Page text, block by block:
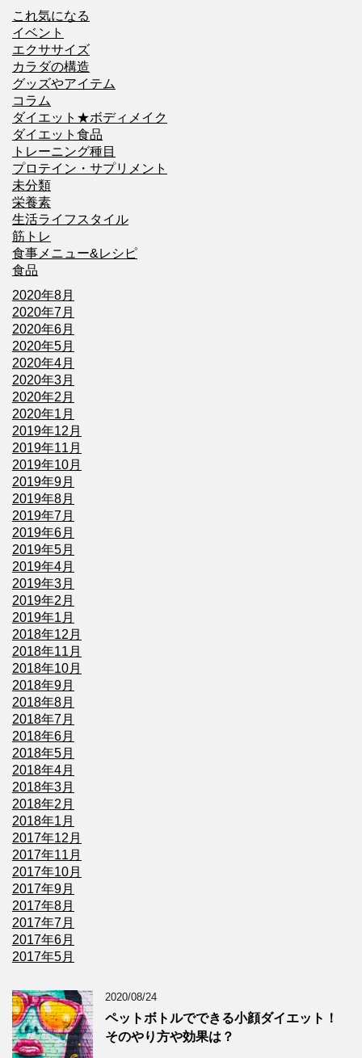
これ気になる
イベント
エクササイズ
カラダの構造
グッズやアイテム
コラム
ダイエット★ボディメイク
ダイエット食品
トレーニング種目
プロテイン・サプリメント
未分類
栄養素
生活ライフスタイル
筋トレ
食事メニュー&レシピ
食品
2020年8月
2020年7月
2020年6月
2020年5月
2020年4月
2020年3月
2020年2月
2020年1月
2019年12月
2019年11月
2019年10月
2019年9月
2019年8月
2019年7月
2019年6月
2019年5月
2019年4月
2019年3月
2019年2月
2019年1月
2018年12月
2018年11月
2018年10月
2018年9月
2018年8月
2018年7月
2018年6月
2018年5月
2018年4月
2018年3月
2018年2月
2018年1月
2017年12月
2017年11月
2017年10月
2017年9月
2017年8月
2017年7月
2017年6月
2017年5月
2020/08/24
ペットボトルでできる小顔ダイエット！
そのやり方や効果は？